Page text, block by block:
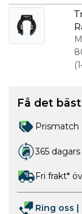
(
Få det
Prismatch
365
Fri frakt*
Ring oss |